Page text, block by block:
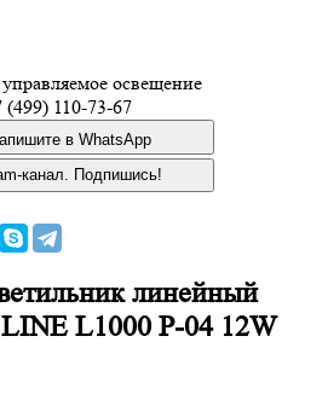
освещение
(499) 110-73-67
в WhatsApp
канал. Подпишись!
линейный
L1000 P-04 12W